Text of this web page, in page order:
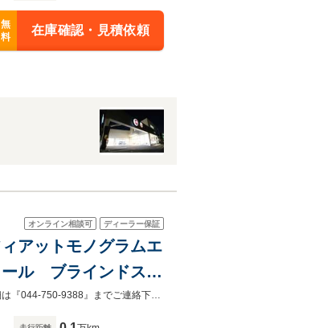
無
料
在庫確認・見積依頼
オンライン相談可 ディーラー保証
アットモノグラムエ
ル ブラインドスポ
転席パワーシート
ボディーガラスコーティングやタイヤパンク保証を対象に最大12万円サポートご利用詳細は『044-750-9388』までご連絡下さい！